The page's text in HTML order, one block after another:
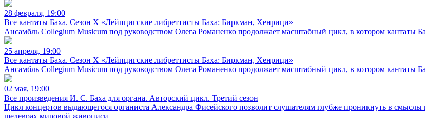
28 февраля, 19:00
Все кантаты Баха. Сезон X «Лейпцигские либреттисты Баха: Биркман, Хенрици»
Ансамбль Collegium Musicum под руководством Олега Романенко продолжает масштабный цикл, в котором кантаты
25 апреля, 19:00
Все кантаты Баха. Сезон X «Лейпцигские либреттисты Баха: Биркман, Хенрици»
Ансамбль Collegium Musicum под руководством Олега Романенко продолжает масштабный цикл, в котором кантаты
02 мая, 19:00
Все произведения И. С. Баха для органа. Авторский цикл. Третий сезон
Цикл концертов выдающегося органиста Александра Фисейского позволит слушателям глубже проникнуть в
шедеврах мировой живописи.